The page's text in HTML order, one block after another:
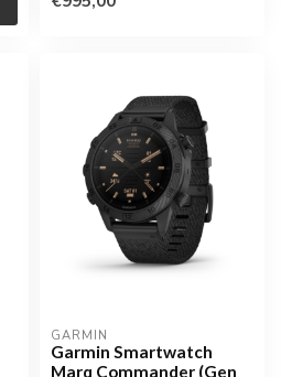
GARMIN
Garmin Smartwatch
Marq Commander (Gen